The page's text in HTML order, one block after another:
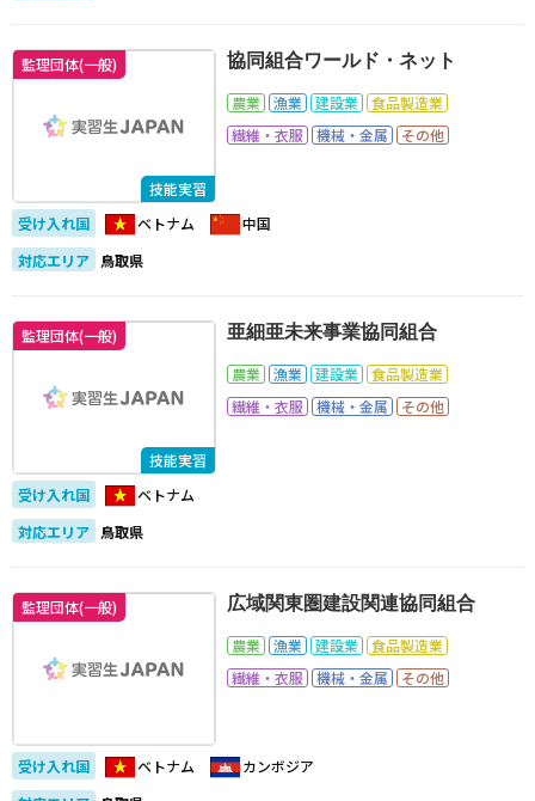
監理団体(一般)
技能実習
協同組合ワールド・ネット
農業 漁業 建設業
食品製造業
繊維・衣服
機械・金属 その他
受け入れ国 ベトナム
中国
対応エリア 鳥取県
監理団体(一般)
技能実習
亜細亜未来事業協同組合
農業 漁業 建設業
食品製造業
繊維・衣服
機械・金属 その他
受け入れ国
ベトナム
対応エリア 鳥取県
監理団体(一般) 広域関東圏建設関連協同組合
農業 漁業 建設業
食品製造業
繊維・衣服
機械・金属 その他
受け入れ国 ベトナム
カンボジア